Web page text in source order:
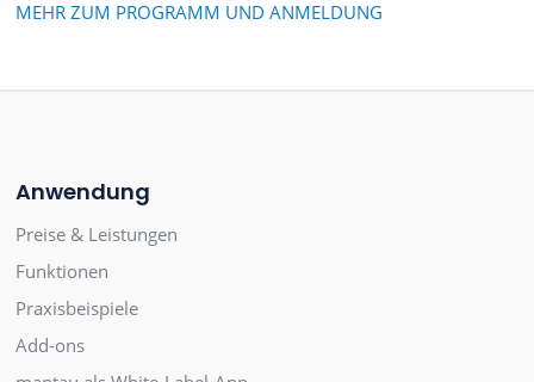
MEHR ZUM PROGRAMM UND ANMELDUNG
Anwendung
Preise & Leistungen
Funktionen
Praxisbeispiele
Add-ons